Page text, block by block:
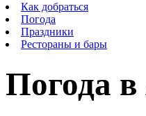
Как добраться
Погода
Праздники
Рестораны и бары
Погода в